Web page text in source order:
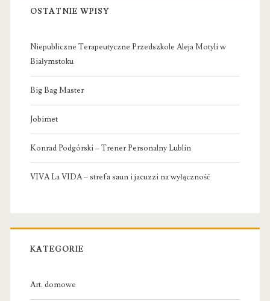
OSTATNIE WPISY
Niepubliczne Terapeutyczne Przedszkole Aleja Motyli w
Białymstoku
Big Bag Master
Jobimet
Konrad Podgórski – Trener Personalny Lublin
VIVA La VIDA – strefa saun i jacuzzi na wyłączność
KATEGORIE
Art. domowe